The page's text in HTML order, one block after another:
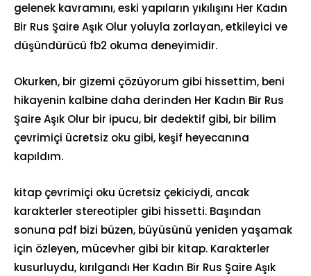
gelenek kavramını, eski yapıların yıkılışını Her Kadın
Bir Rus Şaire Aşık Olur yoluyla zorlayan, etkileyici ve
düşündürücü fb2 okuma deneyimidir.
Okurken, bir gizemi çözüyorum gibi hissettim, beni
hikayenin kalbine daha derinden Her Kadın Bir Rus
Şaire Aşık Olur bir ipucu, bir dedektif gibi, bir bilim
çevrimiçi ücretsiz oku gibi, keşif heyecanına
kapıldım.
kitap çevrimiçi oku ücretsiz çekiciydi, ancak
karakterler stereotipler gibi hissetti. Başından
sonuna pdf bizi büzen, büyüsünü yeniden yaşamak
için özleyen, mücevher gibi bir kitap. Karakterler
kusurluydu, kırılgandı Her Kadın Bir Rus Şaire Aşık